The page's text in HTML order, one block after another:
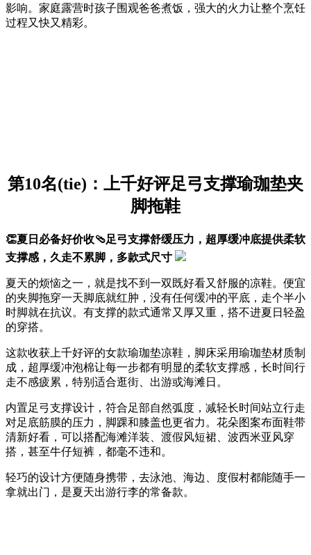
影响。家庭露营时孩子围观爸爸煮饭，强大的火力让整个烹饪
过程又快又精彩。
第10名(tie)：上千好评足弓支撑瑜珈垫夹
脚拖鞋
👏夏日必备好价收🩴足弓支撑舒缓压力，超厚缓冲底提供柔软
支撑感，久走不累脚，多款式尺寸
夏天的烦恼之一，就是找不到一双既好看又舒服的凉鞋。便宜
的夹脚拖穿一天脚底就红肿，没有任何缓冲的平底，走个半小
时脚就在抗议。有支撑的款式通常又厚又重，搭不进夏日轻盈
的穿搭。
这款收获上千好评的女款瑜珈垫凉鞋，脚床采用瑜珈垫材质制
成，超厚缓冲泡棉让每一步都有明显的柔软支撑感，长时间行
走不感疲累，特别适合逛街、出游或海滩日。
内置足弓支撑设计，符合足部自然弧度，减轻长时间站立行走
对足底筋膜的压力，脚踝和膝盖也更省力。花朵图案布面鞋带
清新好看，可以搭配海滩洋装、渡假风短裙、波西米亚风穿
搭，甚至牛仔短裤，都毫不违和。
轻巧的设计方便随身携带，去泳池、海边、度假村都能随手一
拿就出门，是夏天出游行李的常备款。